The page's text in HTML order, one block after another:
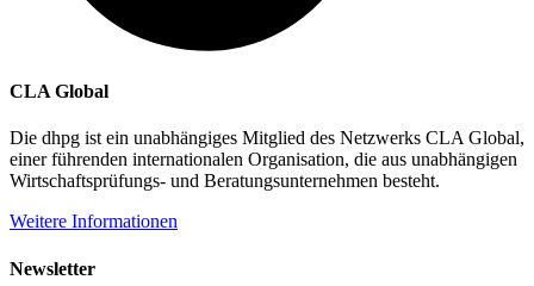
CLA Global
Die dhpg ist ein unabhängiges Mitglied des Netzwerks CLA Global,
einer führenden internationalen Organisation, die aus unabhängigen
Wirtschaftsprüfungs- und Beratungsunternehmen besteht.
Weitere Informationen
Newsletter